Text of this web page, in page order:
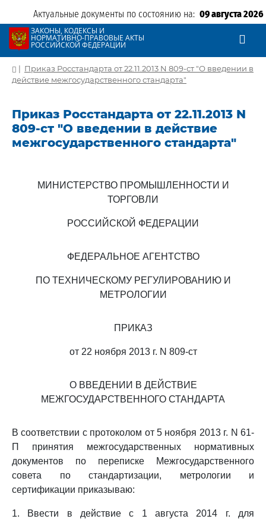
Актуальные документы по состоянию на: 09 августа 2026
ЗАКОНЫ, КОДЕКСЫ И
НОРМАТИВНО-ПРАВОВЫЕ АКТЫ
РОССИЙСКОЙ ФЕДЕРАЦИИ
| Приказ Росстандарта от 22.11.2013 N 809-ст "О введении в
действие межгосударственного стандарта"
Приказ Росстандарта от 22.11.2013 N
809-ст "О введении в действие
межгосударственного стандарта"
МИНИСТЕРСТВО ПРОМЫШЛЕННОСТИ И
ТОРГОВЛИ
РОССИЙСКОЙ ФЕДЕРАЦИИ
ФЕДЕРАЛЬНОЕ АГЕНТСТВО
ПО ТЕХНИЧЕСКОМУ РЕГУЛИРОВАНИЮ И
МЕТРОЛОГИИ
ПРИКАЗ
от 22 ноября 2013 г. N 809-ст
О ВВЕДЕНИИ В ДЕЙСТВИЕ
МЕЖГОСУДАРСТВЕННОГО СТАНДАРТА
В соответствии с протоколом от 5 ноября 2013 г. N 61-
П принятия межгосударственных нормативных
документов по переписке Межгосударственного
совета по стандартизации, метрологии и
сертификации приказываю:
1. Ввести в действие с 1 августа 2014 г. для